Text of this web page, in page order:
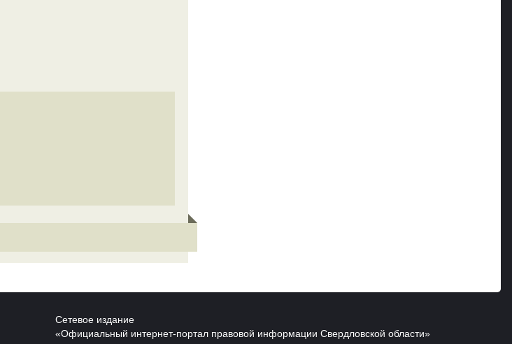
Сетевое издание
«Официальный интернет-портал правовой информации Свердловской области»